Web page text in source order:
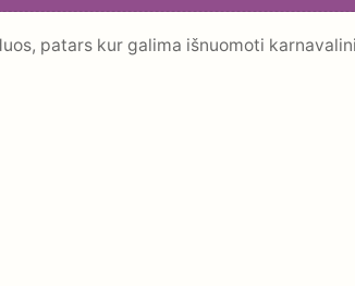
patars kur galima išnuomoti